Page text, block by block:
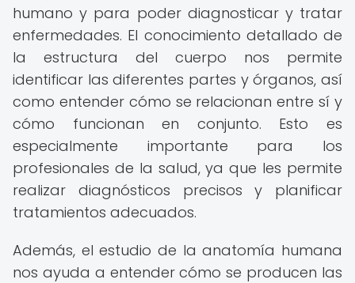
humano y para poder diagnosticar y tratar
enfermedades. El conocimiento detallado de
la estructura del cuerpo nos permite
identificar las diferentes partes y órganos, así
como entender cómo se relacionan entre sí y
cómo funcionan en conjunto. Esto es
especialmente importante para los
profesionales de la salud, ya que les permite
realizar diagnósticos precisos y planificar
tratamientos adecuados.
Además, el estudio de la anatomía humana
nos ayuda a entender cómo se producen las